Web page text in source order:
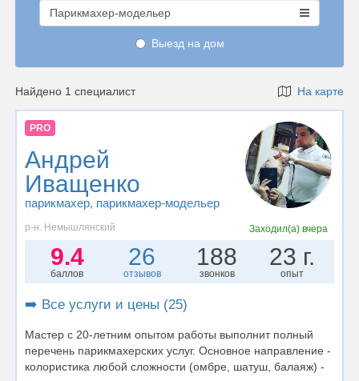
Парикмахер-модельер
Выезд на дом
Найдено 1 специалист На карте
PRO
Андрей
Иващенко
парикмахер, парикмахер-модельер
р-н. Немышлянский Заходил(а)вчера
9.4
баллов
26
отзывов
188
звонков
23 г.
опыт
➡️ Все услуги и цены (25)
Мастер с 20-летним опытом работы выполнит полный
перечень парикмахерских услуг. Основное направление -
колористика любой сложности (омбре, шатуш, балаяж) -